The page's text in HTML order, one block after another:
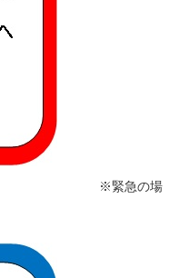
ださい ※緊急の場